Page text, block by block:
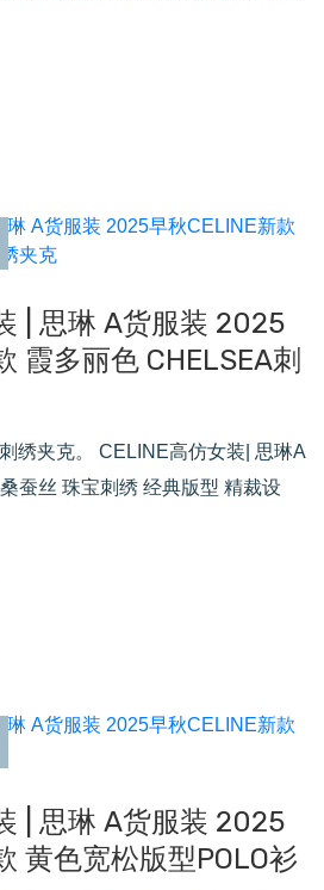
| 思琳 A货服装 2025
霞多丽色 CHELSEA刺
绣夹克。 CELINE高仿女装| 思琳A
蚕丝 珠宝刺绣 经典版型 精裁设
| 思琳 A货服装 2025
黄色宽松版型POLO衫